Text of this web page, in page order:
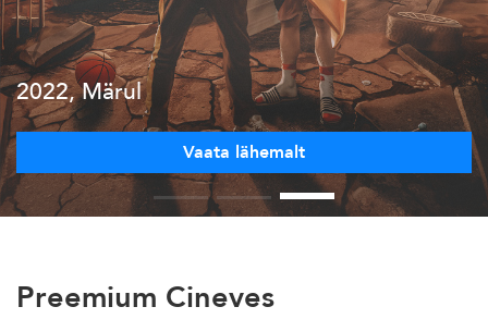
2019, Komöödia, Põnevik, Draama
Vaata lähemalt
Preemium Cineves